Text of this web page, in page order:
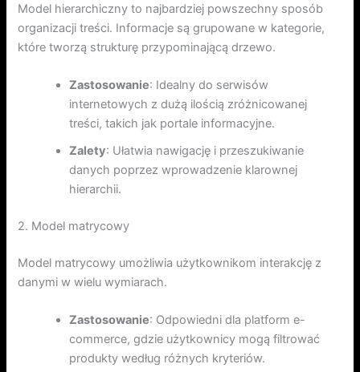
Model hierarchiczny to najbardziej powszechny sposób
organizacji treści. Informacje są grupowane w kategorie,
które tworzą strukturę przypominającą drzewo.
Zastosowanie: Idealny do serwisów
internetowych z dużą ilością zróżnicowanej
treści, takich jak portale informacyjne.
Zalety: Ułatwia nawigację i przeszukiwanie
danych poprzez wprowadzenie klarownej
hierarchii.
2. Model matrycowy
Model matrycowy umożliwia użytkownikom interakcję z
danymi w wielu wymiarach.
Zastosowanie: Odpowiedni dla platform e-
commerce, gdzie użytkownicy mogą filtrować
produkty według różnych kryteriów.